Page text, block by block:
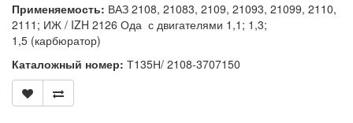
Применяемость: ВАЗ 2108, 21083, 2109, 21093, 21099, 2110,
2111; ИЖ / IZH 2126 Ода с двигателями 1,1; 1,3;
1,5 (карбюратор)
Каталожный номер: Т135Н/ 2108-3707150